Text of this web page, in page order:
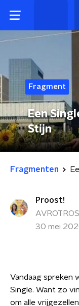
Fragment
Een
Stijn
Fragmenten
Proost!
AVROTROS
30 mei
Vandaag spreken
Single. Want zo
om alle